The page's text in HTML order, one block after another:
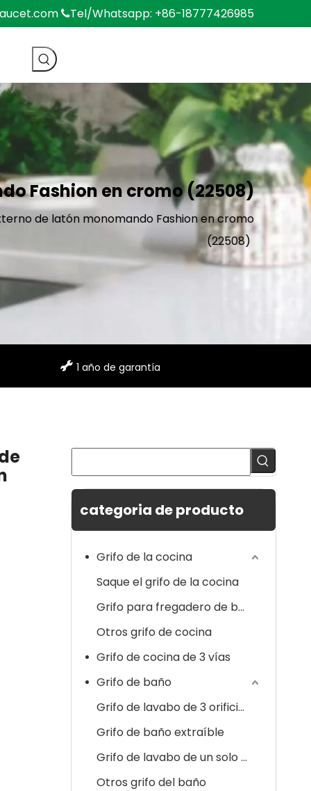
Tel/Whatsapp: +86-18777426985
Fashion en cromo (22508)
de latón monomando Fashion en cromo
(22508)
 1 año de garantía
categoria de producto
Grifo de la cocina
Saque el grifo de la cocina
Grifo para fregadero de barra
Otros grifo de cocina
Grifo de cocina de 3 vías
Grifo de baño
Grifo de lavabo de 3 orificios
Grifo de baño extraíble
Grifo de lavabo de un solo orificio
Otros grifo del baño